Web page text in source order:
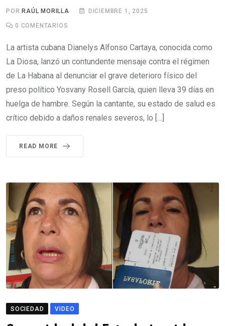
POR RAÚL MORILLA DICIEMBRE 1, 2025
0 COMENTARIOS
La artista cubana Dianelys Alfonso Cartaya, conocida como
La Diosa, lanzó un contundente mensaje contra el régimen
de La Habana al denunciar el grave deterioro físico del
preso político Yosvany Rosell García, quien lleva 39 días en
huelga de hambre. Según la cantante, su estado de salud es
crítico debido a daños renales severos, lo […]
READ MORE
SOCIEDAD VIDEO